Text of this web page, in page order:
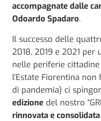
accompagnate dalle
Odoardo Spadaro.
Il successo delle
2018, 2019 e 2021
nelle periferie
l’Estate Fiorentina
di pandemia) ci
edizionedel nostro
rinnovata e